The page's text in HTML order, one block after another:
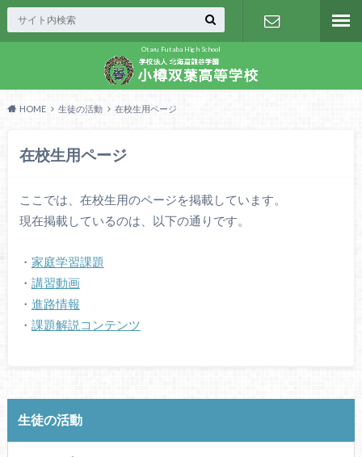
Otaru Futaba High School
HOME 生徒の活動 在校生用ページ
在校生用ページ
ここでは、在校生用のページを掲載しています。
現在掲載しているのは、以下の通りです。
・ 家庭学習課題
・ 講習動画
・ 進路情報
・ 課題解説コンテンツ
生徒の活動